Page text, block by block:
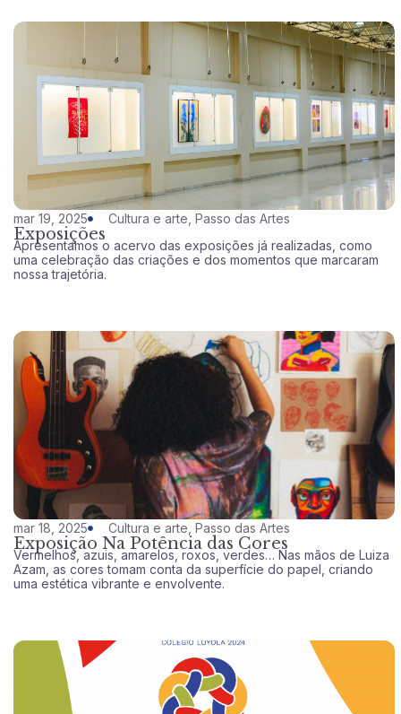
mar 19, 2025 Cultura e arte Passo das Artes
Exposições
Apresentamos o acervo das exposições já realizadas, como
uma celebração das criações e dos momentos que marcaram
nossa trajetória.
mar 18, 2025 Cultura e arte Passo das Artes
Exposição Na Potência das Cores
Vermelhos, azuis, amarelos, roxos, verdes… Nas mãos de Luiza
Azam, as cores tomam conta da superfície do papel, criando
uma estética vibrante e envolvente.